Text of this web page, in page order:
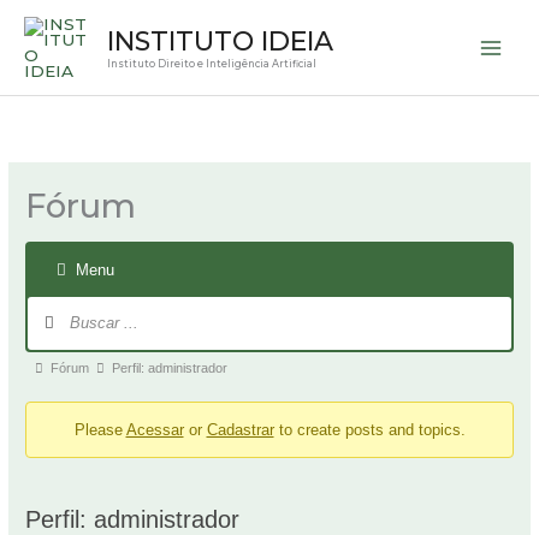
para
conteúdo
INSTITUTO IDEIA
Instituto Direito e Inteligência Artificial
Fórum
Menu
do
Você
está
aqui:Fórum Perfil: administrador
Please Acessaror Cadastrarto create posts and topics.
Perfil: administrador